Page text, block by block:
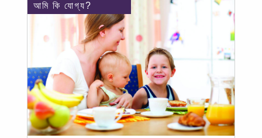
আমি কি যোগ্য?